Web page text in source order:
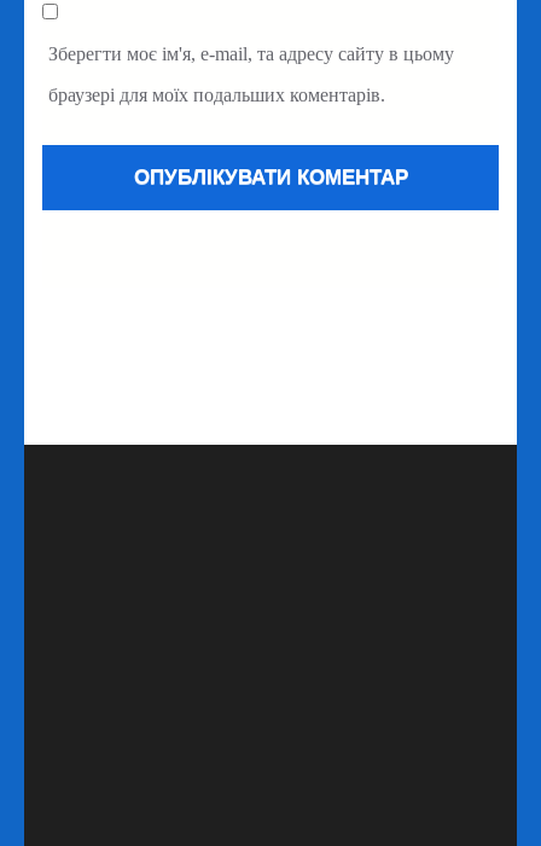
Зберегти моє ім'я, e-mail, та адресу сайту в цьому
браузері для моїх подальших коментарів.